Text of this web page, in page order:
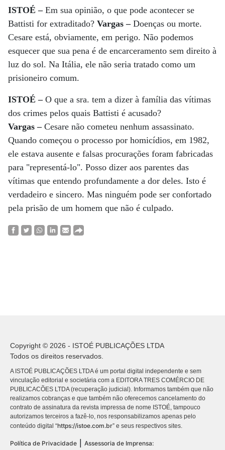
ISTOÉ –Em sua opinião, o que pode acontecer se
Battisti for extraditado? Vargas –Doenças ou morte.
Cesare está, obviamente, em perigo. Não podemos
esquecer que sua pena é de encarceramento sem direito à
luz do sol. Na Itália, ele não seria tratado como um
prisioneiro comum.
ISTOÉ – O que a sra. tem a dizer à família das vítimas
dos crimes pelos quais Battisti é acusado?
Vargas – Cesare não cometeu nenhum assassinato.
Quando começou o processo por homicídios, em 1982,
ele estava ausente e falsas procurações foram fabricadas
para "representá-lo". Posso dizer aos parentes das
vítimas que entendo profundamente a dor deles. Isto é
verdadeiro e sincero. Mas ninguém pode ser confortado
pela prisão de um homem que não é culpado.
Copyright © 2026 - ISTOÉ PUBLICAÇÕES LTDA
Todos os direitos reservados.
A ISTOÉ PUBLICAÇÕES LTDA é um portal digital independente e sem
vinculação editorial e societária com a EDITORA TRES COMÉRCIO DE
PUBLICACÕES LTDA (recuperação judicial). Informamos também que não
realizamos cobranças e que também não oferecemos cancelamento do
contrato de assinatura da revista impressa de nome ISTOÉ, tampouco
autorizamos terceiros a fazê-lo, nos responsabilizamos apenas pelo
conteúdo digital “https://istoe.com.br” e seus respectivos sites.
Política de Privacidade | Assessoria de Imprensa: